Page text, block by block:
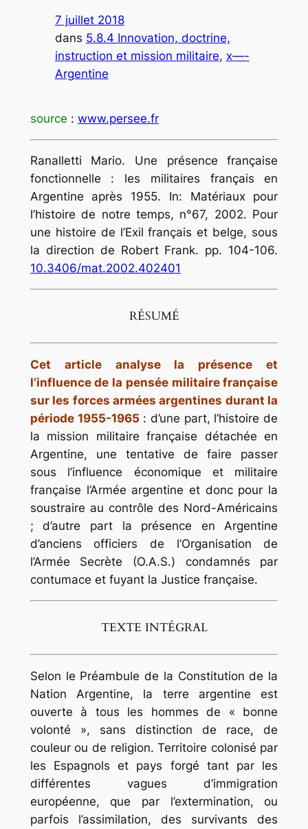
7 juillet 2018
dans 5.8.4 Innovation, doctrine,
instruction et mission militaire, x—-
Argentine
source : www.persee.fr
Ranalletti Mario. Une présence française
fonctionnelle : les militaires français en
Argentine après 1955. In: Matériaux pour
l’histoire de notre temps, n°67, 2002. Pour
une histoire de l’Exil français et belge, sous
la direction de Robert Frank. pp. 104-106.
10.3406/mat.2002.402401
RÉSUMÉ
Cet article analyse la présence et
l’influence de la pensée militaire française
sur les forces armées argentines durant la
période 1955-1965: d’une part, l’histoire de
la mission militaire française détachée en
Argentine, une tentative de faire passer
sous l’influence économique et militaire
française l’Armée argentine et donc pour la
soustraire au contrôle des Nord-Américains
; d’autre part la présence en Argentine
d’anciens officiers de l’Organisation de
l’Armée Secrète (O.A.S.) condamnés par
contumace et fuyant la Justice française.
TEXTE INTÉGRAL
Selon le Préambule de la Constitution de la
Nation Argentine, la terre argentine est
ouverte à tous les hommes de « bonne
volonté », sans distinction de race, de
couleur ou de religion. Territoire colonisé par
les Espagnols et pays forgé tant par les
différentes vagues d’immigration
européenne, que par l’extermination, ou
parfois l’assimilation, des survivants des